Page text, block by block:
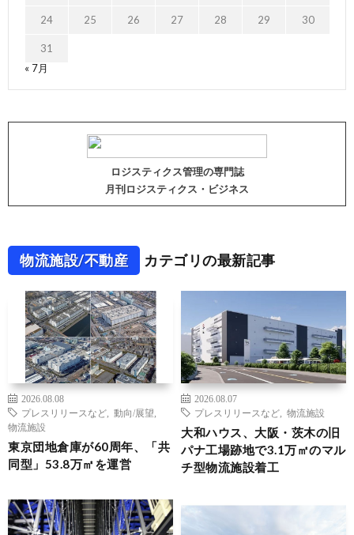
24 25 26 27 28 29 30
31
« 7月
ロジスティクス管理の専門誌
月刊ロジスティクス・ビジネス
物流施設/不動産 カテゴリの最新記事
2026.08.08
プレスリリースなど
動向/展望
物流施設
東京団地倉庫が60周年、「共
同型」53.8万㎡を運営
2026.08.07
プレスリリースなど
物流施設
大和ハウス、大阪・茨木の旧
パナ工場跡地で3.1万㎡のマル
チ型物流施設着工